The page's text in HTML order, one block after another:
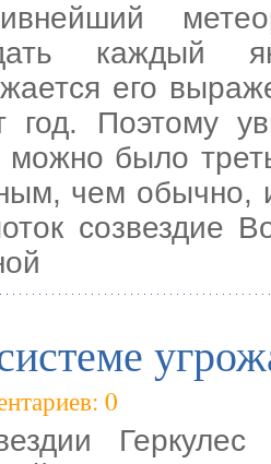
каждый
его
Поэтому
можно было
чем обычно,
созвездие
0